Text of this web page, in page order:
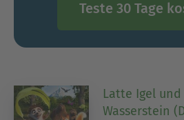
Teste 30 Tage
Latte Igel
Wasserstein